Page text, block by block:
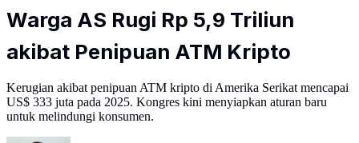
Warga AS Rugi Rp 5,9 Triliun
akibat Penipuan ATM Kripto
Kerugian akibat penipuan ATM kripto di Amerika Serikat mencapai
US$ 333 juta pada 2025. Kongres kini menyiapkan aturan baru
untuk melindungi konsumen.